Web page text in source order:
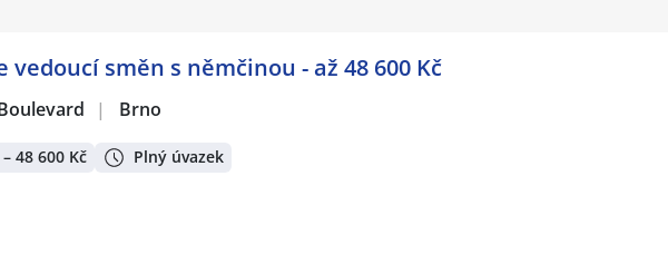
vedoucí směn s němčinou - až 48 600 Kč
| Brno
48 600 Kč Plný úvazek